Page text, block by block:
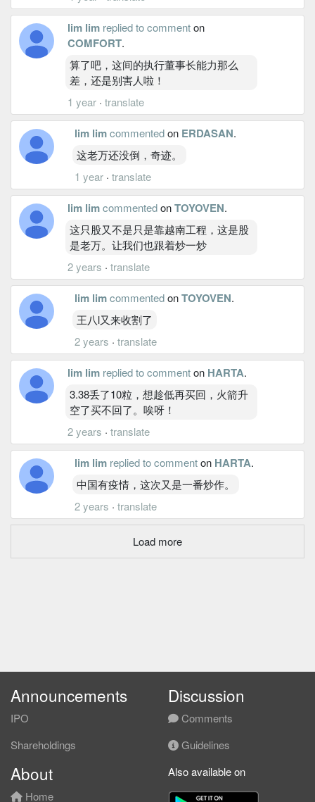
lim lim replied to commenton
COMFORT.
算了吧，这间的执行董事长能力那么
差，还是别害人啦！
1 year · translate
lim limcommentedon ERDASAN.
这老万还没倒，奇迹。
1 year · translate
lim limcommentedonTOYOVEN.
这只股又不是只是靠越南工程，这是股
是老万。让我们也跟着炒一炒
2 years · translate
lim limcommentedonTOYOVEN.
王八l又来收割了
2 years · translate
lim lim replied to commenton HARTA.
3.38丢了10粒，想趁低再买回，火箭升
空了买不回了。唉呀！
2 years · translate
lim lim replied to commenton HARTA.
中国有疫情，这次又是一番炒作。
2 years · translate
Load more
Announcements
IPO
Shareholdings
Discussion
Comments
Guidelines
About
Home
Also available on